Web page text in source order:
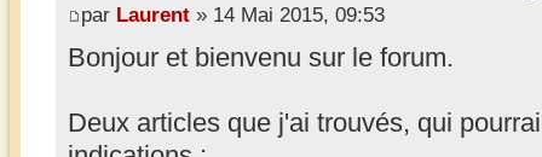
par Laurent » 14 Mai 2015, 09:53
Bonjour et bienvenu sur le forum.
Deux articles que j'ai trouvés, qui